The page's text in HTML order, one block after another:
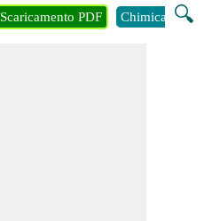
🔍
Scaricamento PDF Chimica